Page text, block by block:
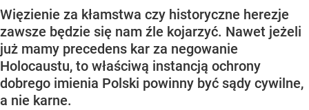
Więzienie za kłamstwa czy historyczne herezje
zawsze będzie się nam źle kojarzyć. Nawet jeżeli
już mamy precedens kar za negowanie
Holocaustu, to właściwą instancją ochrony
dobrego imienia Polski powinny być sądy cywilne,
a nie karne.